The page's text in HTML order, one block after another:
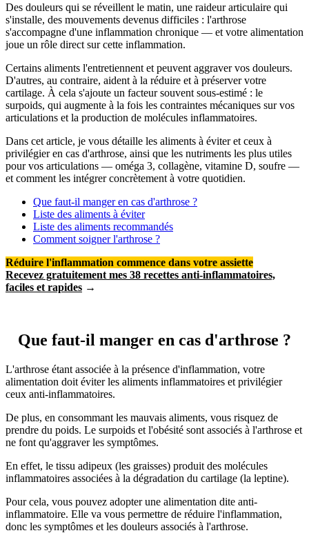
Des douleurs qui se réveillent le matin, une raideur articulaire qui
s'installe, des mouvements devenus difficiles : l'arthrose
s'accompagne d'une inflammation chronique — et votre alimentation
joue un rôle direct sur cette inflammation.
Certains aliments l'entretiennent et peuvent aggraver vos douleurs.
D'autres, au contraire, aident à la réduire et à préserver votre
cartilage. À cela s'ajoute un facteur souvent sous-estimé : le
surpoids, qui augmente à la fois les contraintes mécaniques sur vos
articulations et la production de molécules inflammatoires.
Dans cet article, je vous détaille les aliments à éviter et ceux à
privilégier en cas d'arthrose, ainsi que les nutriments les plus utiles
pour vos articulations — oméga 3, collagène, vitamine D, soufre —
et comment les intégrer concrètement à votre quotidien.
Que faut-il manger en cas d'arthrose ?
Liste des aliments à éviter
Liste des aliments recommandés
Comment soigner l'arthrose ?
Réduire l'inflammation commence dans votre assiette
Recevez gratuitement mes 38 recettes anti-inflammatoires,
faciles et rapides →
Que faut-il manger en cas d'arthrose ?
L'arthrose étant associée à la présence d'inflammation, votre
alimentation doit éviter les aliments inflammatoires et privilégier
ceux anti-inflammatoires.
De plus, en consommant les mauvais aliments, vous risquez de
prendre du poids. Le surpoids et l'obésité sont associés à l'arthrose et
ne font qu'aggraver les symptômes.
En effet, le tissu adipeux (les graisses) produit des molécules
inflammatoires associées à la dégradation du cartilage (la leptine).
Pour cela, vous pouvez adopter une alimentation dite anti-
inflammatoire. Elle va vous permettre de réduire l'inflammation,
donc les symptômes et les douleurs associés à l'arthrose.